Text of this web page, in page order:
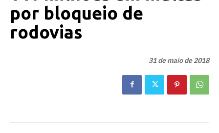
por bloqueio de
rodovias
31 de maio de 2018